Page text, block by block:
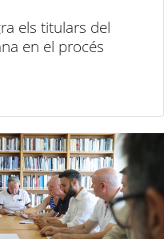
els titulars del
en el procés